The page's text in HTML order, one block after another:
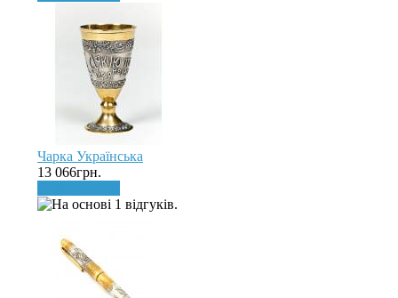
Чарка Українська
13 066грн.